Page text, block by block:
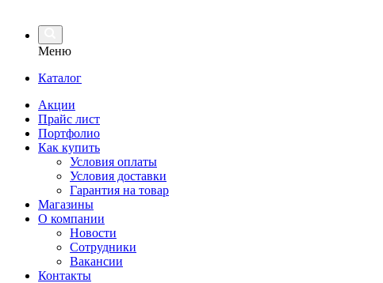
Меню
Каталог
Акции
Прайс лист
Портфолио
Как купить
Условия оплаты
Условия доставки
Гарантия на товар
Магазины
О компании
Новости
Сотрудники
Вакансии
Контакты